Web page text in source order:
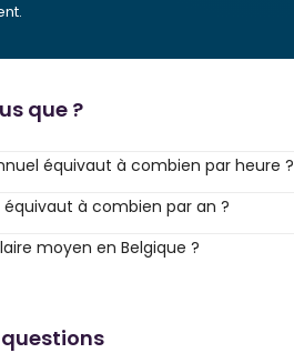
que ?
équivaut à combien par heure ?
à combien par an ?
moyen en Belgique ?